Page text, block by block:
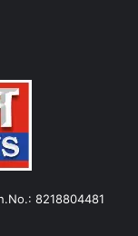
8218804481